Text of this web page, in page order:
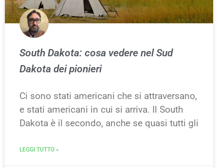
South Dakota: cosa vedere nel Sud
Dakota dei pionieri
Ci sono stati americani che si attraversano,
e stati americani in cui si arriva. Il South
Dakota è il secondo, anche se quasi tutti gli
LEGGI TUTTO »